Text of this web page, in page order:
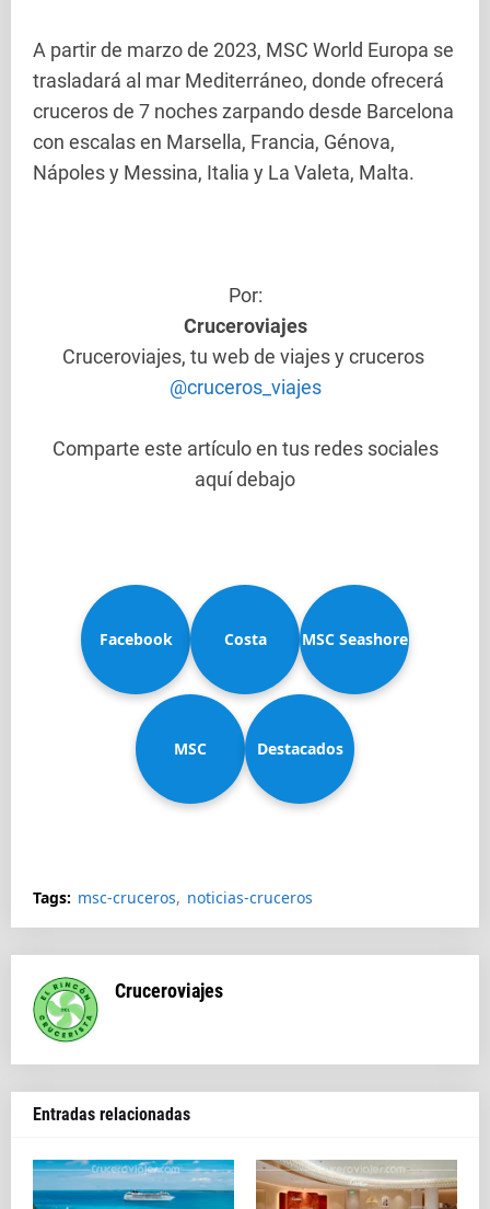
A partir de marzo de 2023, MSC World Europa se
trasladará al mar Mediterráneo, donde ofrecerá
cruceros de 7 noches zarpando desde Barcelona
con escalas en Marsella, Francia, Génova,
Nápoles y Messina, Italia y La Valeta, Malta.
Por:
Cruceroviajes
Cruceroviajes, tu web de viajes y cruceros
@cruceros_viajes
Comparte este artículo en tus redes sociales
aquí debajo
Facebook Costa
Diadema
MSC Seashore
MSC Destacados
Tags: msc-cruceros noticias-cruceros
Cruceroviajes
Entradas relacionadas